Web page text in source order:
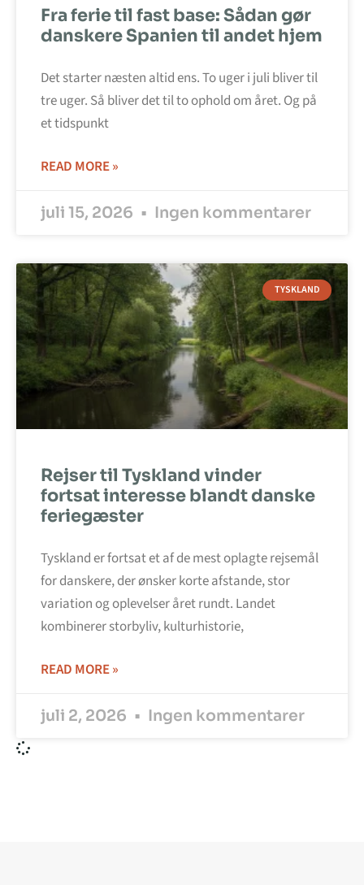
Fra ferie til fast base: Sådan gør
danskere Spanien til andet hjem
Det starter næsten altid ens. To uger i juli bliver til
tre uger. Så bliver det til to ophold om året. Og på
et tidspunkt
READ MORE »
juli 15, 2026 Ingen kommentarer
TYSKLAND
Rejser til Tyskland vinder
fortsat interesse blandt danske
feriegæster
Tyskland er fortsat et af de mest oplagte rejsemål
for danskere, der ønsker korte afstande, stor
variation og oplevelser året rundt. Landet
kombinerer storbyliv, kulturhistorie,
READ MORE »
juli 2, 2026 Ingen kommentarer